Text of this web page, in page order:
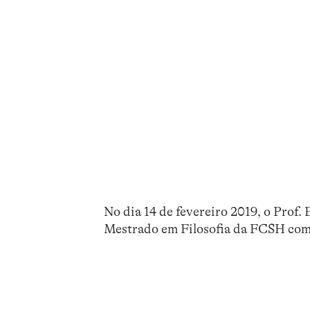
No dia 14 de fevereiro 2019, o
Mestrado em Filosofia da FCSH